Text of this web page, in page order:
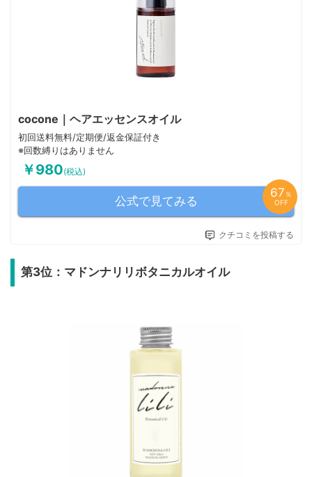
cocone｜ヘアエッセンスオイル
初回送料無料/定期便/返金保証付き
※回数縛りはありません
￥980(税込)
公式で見てみる
67 ％
OFF
クチコミを投稿する
第3位：マドンナリリボタニカルオイル